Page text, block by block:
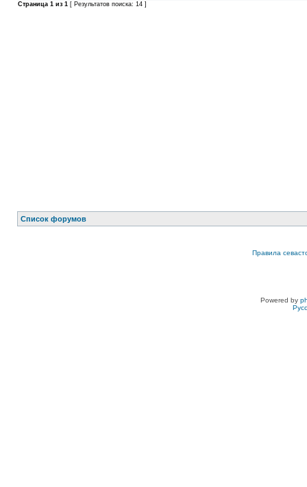
Страница 1 из 1 [ Результатов поиска: 14 ]
Список форумов
Правила
Powered by